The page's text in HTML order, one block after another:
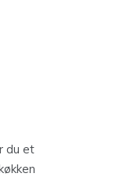
du et